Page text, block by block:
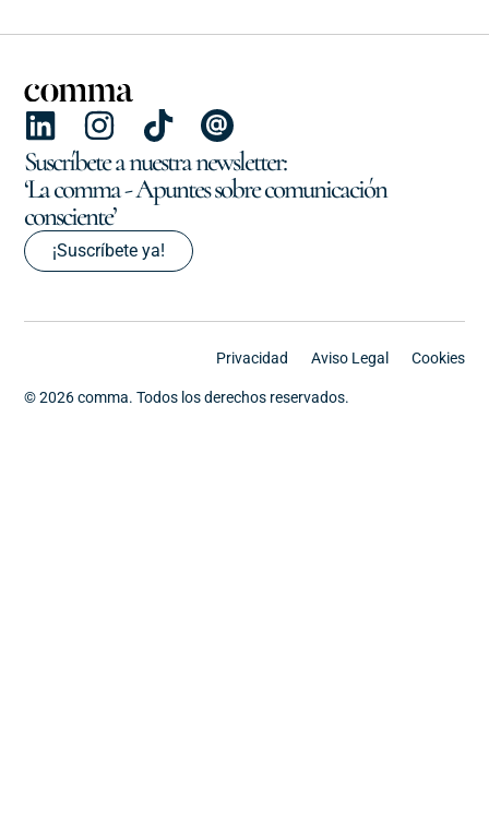
Suscríbete a nuestra newsletter:
‘La comma - Apuntes sobre comunicación
consciente’
¡Suscríbete ya!
© 2026 comma. Todos los derechos reservados.
Privacidad Aviso Legal Cookies